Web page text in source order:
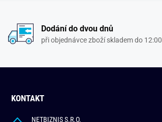
Dodání do dvou dnů
při objednávce zboží skladem do 12:00
KONTAKT
NETBIZNIS S.R.O.